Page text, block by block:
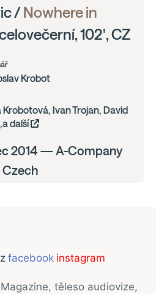
/ Nowhere in
102', CZ
Krobot
Ivan Trojan, David
další
2014 — A-Company
Czech
facebook instagram
těleso audiovize,